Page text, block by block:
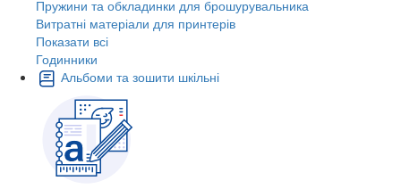
Пружини та обкладинки для брошурувальника
Витратні матеріали для принтерів
Показати всі
Годинники
Альбоми та зошити шкільні